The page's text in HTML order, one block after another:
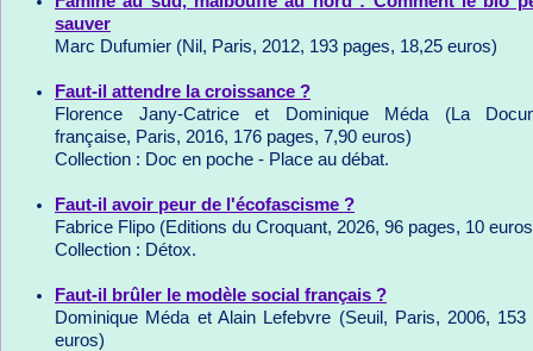
sauver
Marc Dufumier (Nil, Paris, 2012, 193 pages, 18,25 euros)
Faut-il attendre la croissance ?
Florence Jany-Catrice et Dominique Méda (La
française, Paris, 2016, 176 pages, 7,90 euros)
Collection : Doc en poche - Place au débat.
Faut-il avoir peur de l'écofascisme ?
Fabrice Flipo (Editions du Croquant, 2026, 96 pages, 10
Collection : Détox.
Faut-il brûler le modèle social français ?
Dominique Méda et Alain Lefebvre (Seuil, Paris, 2006,
euros)